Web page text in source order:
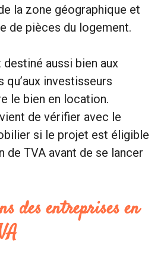
la zone géographique et
de pièces du logement.
aussi bien aux
investisseurs
le bien en location.
de vérifier avec le
si le projet est éligible
de TVA avant de se lancer
des entreprises en